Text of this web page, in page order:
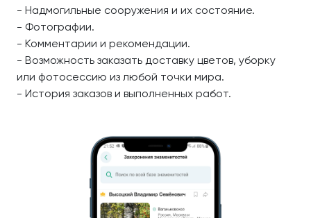
- Надмогильные сооружения и их состояние.
- Фотографии.
- Комментарии и рекомендации.
- Возможность заказать доставку цветов, уборку
или фотосессию из любой точки мира.
- История заказов и выполненных работ.